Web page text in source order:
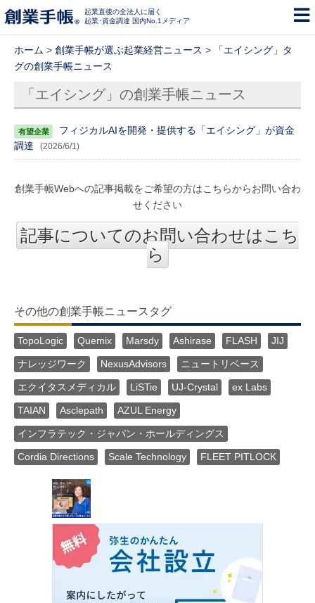
起業直後の全法人に届く
起業･資金調達 国内No.1メディア
ホーム > 創業手帳が選ぶ起業経営ニュース >
「エイシング」タ
グの創業手帳ニュース
「エイシング」の創業手帳ニュース
フィジカルAIを開発・提供する「エイシング」が資金
調達
(2026/6/1)
創業手帳Webへの記事掲載をご希望の方はこちらからお問い合わ
せください
記事についてのお問い合わせはこち
ら
その他の創業手帳ニュースタグ
TopoLogic Quemix Marsdy Ashirase FLASH JIJ
ナレッジワーク NexusAdvisors ニュートリベース
エクイタスメディカル LiSTie UJ-Crystal ex Labs
TAIAN Asclepath AZUL Energy
インフラテック・ジャパン・ホールディングス
Cordia Directions Scale Technology FLEET PITLOCK